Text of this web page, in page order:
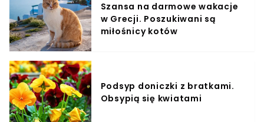
Szansa na darmowe wakacje
w Grecji. Poszukiwani są
miłośnicy kotów
Podsyp doniczki z bratkami.
Obsypią się kwiatami